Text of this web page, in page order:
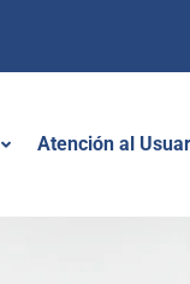
Atención al